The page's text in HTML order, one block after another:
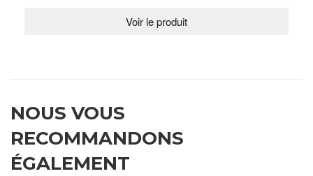
NOUS VOUS
RECOMMANDONS
ÉGALEMENT